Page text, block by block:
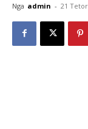
Nga admin - 21